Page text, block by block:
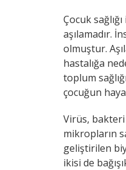
Çocuk
aşılamadır.
olmuştur.
hastalığa
toplum
çocuğun
Virüs, bakteri
mikropların
geliştirilen
ikisi de